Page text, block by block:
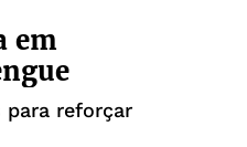
em
para reforçar